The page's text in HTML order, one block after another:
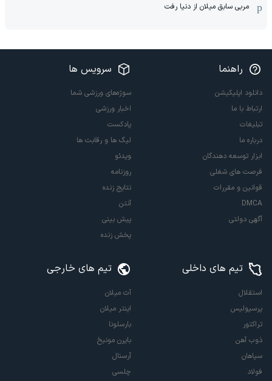
مربی سابق میلان از دنیا رفت
راهنما
دانلود اپلیکیشن
ارتباط با ما
تبلیغات
درباره ما
ابزار توسعه دهندگان
فرصت های شغلی
قوانین و مقررات
DMCA
آگهی دولتی
سرویس ها
سوژه‌های ورزشی شما
اخبار ورزشی
پادکست
لیگ ها و رقابت ها
ویدئو
روزنامه
نتایج زنده
آنتن
پیش بینی
پخش زنده
تیم های داخلی
استقلال
پرسپولیس
تراکتور
ذوب آهن
سپاهان
فولاد
تیم های خارجی
آث میلان
اینتر میلان
بارسلونا
بایرن مونیخ
آرسنال
چلسی